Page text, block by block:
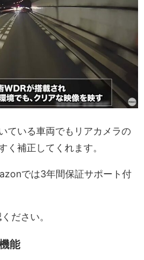
ている車両でもリアカメラの
く補正してくれます。
では3年間保証サポート付
ださい。
能